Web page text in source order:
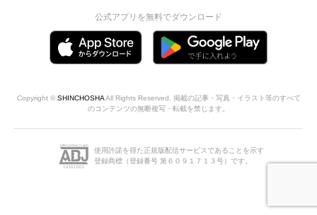
公式アプリを無料でダウンロード
Copyright © SHINCHOSHAAll Rights Reserved. 掲載の記事・写真・イラスト等のすべて
のコンテンツの無断複写・転載を禁じます。
使用許諾を得た正規版配信サービスであることを示す
登録商標（登録番号 第６０９１７１３号）です。